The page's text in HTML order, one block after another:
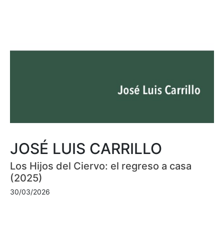
JOSÉ LUIS CARRILLO
Los Hijos del Ciervo: el regreso a casa
(2025)
30/03/2026